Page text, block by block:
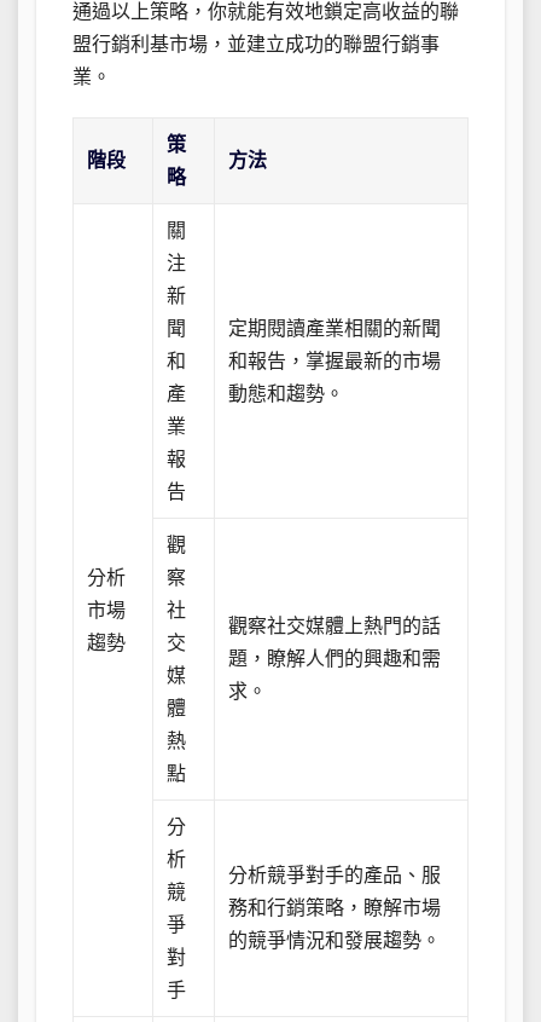
通過以上策略，你就能有效地鎖定高收益的聯
盟行銷利基市場，並建立成功的聯盟行銷事
業。
階段
策
略
方法
分析
市場
趨勢
關
注
新
聞
和
產
業
報
告
定期閱讀產業相關的新聞
和報告，掌握最新的市場
動態和趨勢。
觀
察
社
交
媒
體
熱
點
觀察社交媒體上熱門的話
題，瞭解人們的興趣和需
求。
分
析
競
爭
對
手
分析競爭對手的產品、服
務和行銷策略，瞭解市場
的競爭情況和發展趨勢。